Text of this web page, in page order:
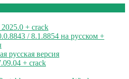
+ crack
/ 8.1.8854 на русском +
русская версия
+ crack